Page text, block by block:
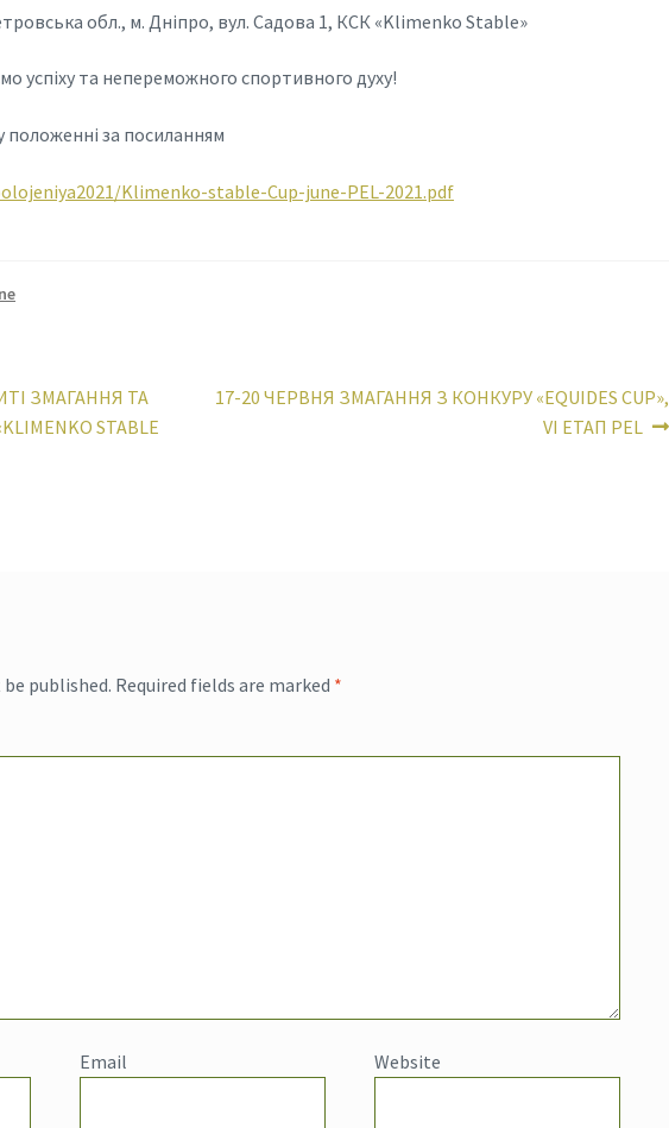
обл., м. Дніпро, вул. Садова 1, КСК «Klimenko Stable»
успіху та непереможного спортивного духу!
положенні за посиланням
Klimenko-stable-Cup-june-PEL-2021.pdf
ЗМАГАННЯ ТА
STABLE
Next
17-20 ЧЕРВНЯ ЗМАГАННЯ З КОНКУРУ «EQUIDES CUP»,
VІ ЕТАП PEL
published. Required fields are marked *
Email Website